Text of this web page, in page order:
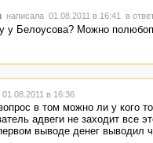
написала 01.08.2011 в 16:41 в
у Белоусова? Можно
в 16:36
в том можно ли у кого
адвеги не заходит все
выводе денег выводил